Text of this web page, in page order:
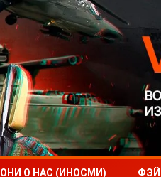
ОНИ О НАС (ИНОСМИ)